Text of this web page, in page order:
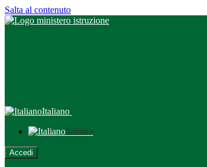
Salta al contenuto
Italiano
Italiano
Accedi